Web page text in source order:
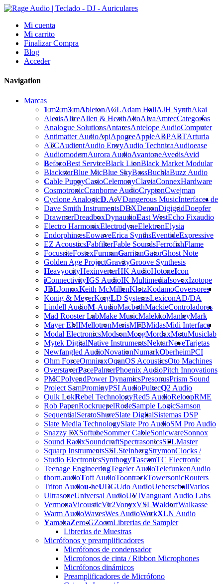
Mi cuenta
Mi carrito
Finalizar Compra
Blog
Acceder
Navigation
Marcas
1m2m3mAbletonACLAdam HallAJH SynthAkai
AlesisAliceAllen & HeathAltoAlvaAmtec
Analogue SolutionsAntaresAntelope Audio
Antimatter AudioApiApogeeAppleARPARTArturia
ATCAudientAudio EnvyAudio TechnicaAudioease
AudiomodernAurora AudioAvantoneAvedisAvid
BefacoBest ServiceBlack LionBlack Market Modular
BlackstarBlue MicBlue SkyBossBuchlaBuzz Audio
Cable PuppyCasioCelemonyClaviaConnex
CosmotronicCranborne AudioCryptonCwejman
Cyclone AnalogicD.A.VDangerous Music
Dave Smith InstrumentsDBXDenonDigigridDoepfer
DrawmerDreadboxDynaudioEast WestEcho Fix
Electro HarmonixElectrodyneElektronElysia
Endorphin.esEowaveErica SynthsEventideExpressive
EZ AcousticsFabfilterFable SoundsFerrofishFlame
FocusriteFostexFurmanGarritanGatorGhost Note
Golden Age ProjectGravityGroove Synthesis
HeavyocityHexinverterHK AudioHotoneIcon
iConnectivityIGS AudioIK MultimediaIsovoxIzotope
JBLJomoxKeith McMillenKlotzKodamo
Konig & MeyerKorgLD SystemsLexicon
Lindell AudioM-AudioMacbethMackie
Mad Rooster LabMake MusicMalekkoManleyMark
Mayer EMIMellotronMerisMFBMidas
Modal ElectronicsModsonMoogMordaxMotuMusiclab
Mytek DigitalNative InstrumentsNektarNeve
Newfangled AudioNovationNumarkOberheim
Ohm ForceOmniraxOqanOS AcousticsOto Machines
OverstayerPacePalmerPhoenix AudioPitch Innovations
PMCPolyendPower DynamicsPresonusPrism Sound
Project SamProminyPSI AudioPultecQ2 Audio
Quik LokRebel TechnologyRed5 AudioReloopRME
Rob PapenRockruepelRodeSample LogicSamson
SequentialSeratoShureSlate Digital
Slate Media TechnologySlate Pro AudioSM Pro Audio
Snazzy FXSoftubeSommer CableSonicwareSonnox
Sound RadixSoundcraftSpectrasonicsSPL
Squarp InstrumentsSSLSteinbergStrymon
Studio ElectronicsSynthogyTascamTC Electronic
Teenage EngineeringTegeler AudioTelefunken
thorn.audioToft AudioToontrackTowersonic
Triton Audiou-heUDGUdo AudioUeberschall
UltrasoneUniversal AudioUVIVanguard Audio Labs
VermonaVicousticVir2VonyxVSLWaldorfWalkasse
Warm AudioWavesWes AudioWorkXLN Audio
YamahaZero-GZoom
Categorías
Computer
Hardware
Interfaces de
audio
Coversores
AD/DA
Controladores
Midi Interface
Tarjetas
PCI
Sistemas DSP
Master
Clocks /
Audio
Routers
Varios
Librerias de Sampler
Librerias de Muestras
Micrófonos y preamplificadores
Micrófonos de condensador
Microfonos de cinta / Ribbon Microphones
Micrófonos dinámicos
Preamplificadores de Micrófono